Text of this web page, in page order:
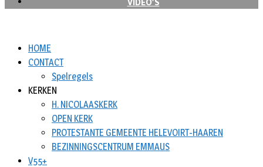
HOME
CONTACT
Spelregels
KERKEN
H. NICOLAASKERK
OPEN KERK
PROTESTANTE GEMEENTE HELEVOIRT-HAAREN
BEZINNINGSCENTRUM EMMAUS
V55+